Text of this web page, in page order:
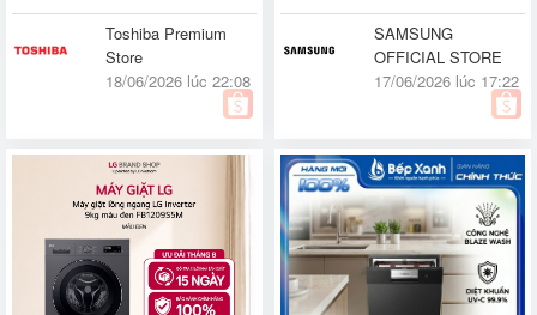
Toshiba Premium
Store
18/06/2026 lúc 22:08
SAMSUNG
OFFICIAL STORE
17/06/2026 lúc 17:22